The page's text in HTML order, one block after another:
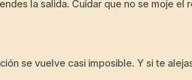
la salida. Cuidar que no se moje el
se vuelve casi imposible. Y si te